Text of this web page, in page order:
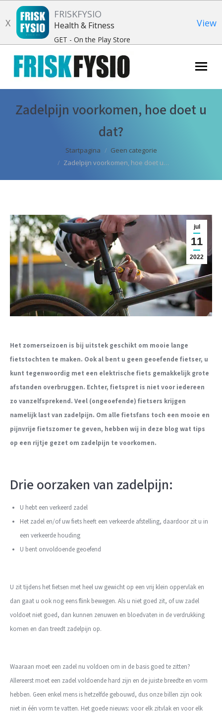
X
FRISKFYSIO
Health & Fitness
GET - On the Play Store
View
Zadelpijn voorkomen, hoe doet u
dat?
Startpagina
Geen categorie
Zadelpijn voorkomen, hoe doet u…
jul
11
2022
Het zomerseizoen is bij uitstek geschikt om mooie lange
fietstochten te maken. Ook al bent u geen geoefende fietser, u
kunt tegenwoordig met een elektrische fiets gemakkelijk grote
afstanden overbruggen. Echter, fietspret is niet voor iedereen
zo vanzelfsprekend. Veel (ongeoefende) fietsers krijgen
namelijk last van zadelpijn. Om alle fietsfans toch een mooie en
pijnvrije fietszomer te geven, hebben wij in deze blog wat tips
op een rijtje gezet om zadelpijn te voorkomen.
Drie oorzaken van zadelpijn:
U hebt een verkeerd zadel
Het zadel en/of uw fiets heeft een verkeerde afstelling, daardoor zit u in
een verkeerde houding
U bent onvoldoende geoefend
U zit tijdens het fietsen met heel uw gewicht op een vrij klein oppervlak en
dan gaat u ook nog eens flink bewegen. Als u niet goed zit, of uw zadel
voldoet niet goed, dan kunnen zenuwen en bloedvaten in de verdrukking
komen en dan treedt zadelpijn op.
Waaraan moet een zadel nu voldoen om in de basis goed te zitten?
Allereerst moet een zadel voldoende hard zijn en de juiste breedte en vorm
hebben. Geen enkel mens is hetzelfde gebouwd, dus onze billen zijn ook
niet in één vorm te vatten. Het goede nieuws: voor elk zitvlak en voor elk